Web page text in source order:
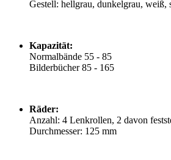
Gestell: hellgrau, dunkelgrau, weiß,
Kapazität:
Normalbände 55 - 85
Bilderbücher 85 - 165
Räder:
Anzahl: 4 Lenkrollen, 2 davon
Durchmesser: 125 mm